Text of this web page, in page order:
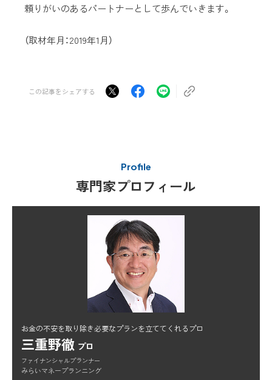
頼りがいのあるパートナーとして歩んでいきます。
（取材年月：2019年1月）
この記事をシェアする
Profile
専門家プロフィール
お金の不安を取り除き必要なプランを立ててくれるプロ
三重野徹 プロ
ファイナンシャルプランナー
みらいマネープランニング